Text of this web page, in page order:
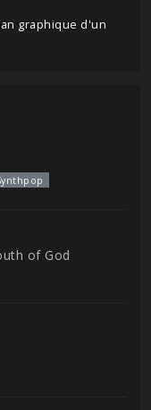
graphique d'un
of God